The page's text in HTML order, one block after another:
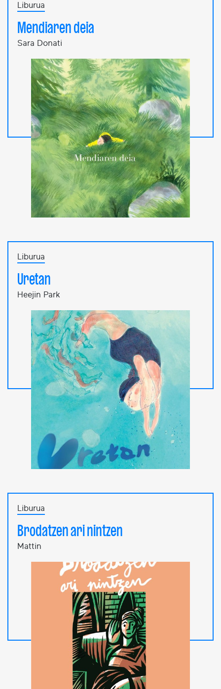
Liburua
Mendiaren deia
Sara Donati
Liburua
Uretan
Heejin Park
Liburua
Brodatzen ari nintzen
Mattin